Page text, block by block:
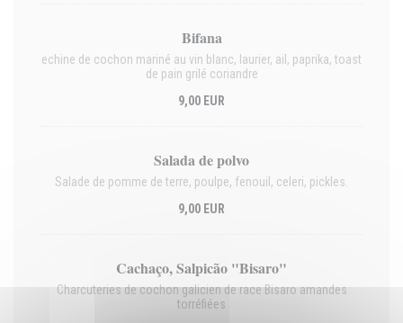
Bifana
echine de cochon mariné au vin blanc, laurier, ail, paprika, toast
de pain grilé coriandre
9,00 EUR
Salada de polvo
Salade de pomme de terre, poulpe, fenouil, celeri, pickles.
9,00 EUR
Cachaço, Salpicão "Bisaro"
Charcuteries de cochon galicien de race Bisaro amandes
torréfiées